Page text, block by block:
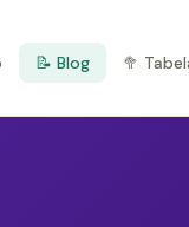
📝 Blog
🥦